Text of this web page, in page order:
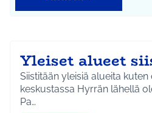
Yleiset alueet
Siistitään yleisiä alueita
keskustassa Hyrrän lähellä
Pa…